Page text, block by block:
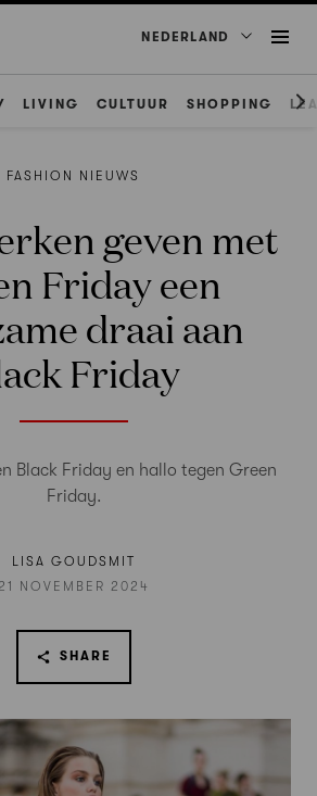
NEDERLAND
LIVING CULTUUR SHOPPING
FASHION NIEUWS
geven met
Friday een
draai aan
Friday
Black Friday en hallo tegen Green
Friday.
LISA GOUDSMIT
21 NOVEMBER 2024
SHARE